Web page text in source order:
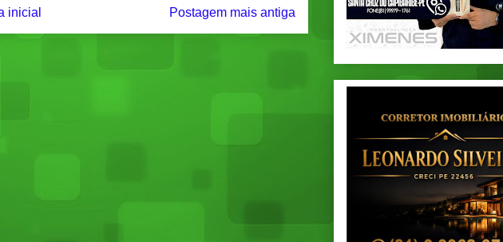
Postagem mais antiga
inicial